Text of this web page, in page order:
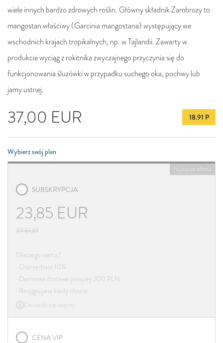
37,00 EUR 18.91 P
wiele innych bardzo zdrowych roślin. Główny składnik Zambrozy to
mangostan właściwy (Garcinia mangostana) występujący we
wschodnich krajach tropikalnych, np. w Tajlandii. Zawarty w
produkcie wyciąg z rokitnika zwyczajnego przyczynia się do
funkcjonowania śluzówki w przypadku suchego oka, pochwy lub
jamy ustnej.
Wybierz swój plan
Najlepsza oferta
SUBSKRYPCJA
23,85 EUR
37EUR
Dlaczego warto?
· Oszczędzasz 10%
· Darmowa dostawa powyżej 200 PLN
· Rezygnujesz kiedy chcesz
Dowiedz się więcej
CENA VIP